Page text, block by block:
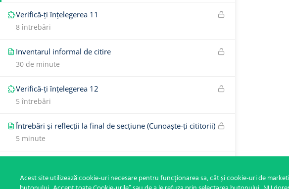
Verifică-ți înțelegerea 11
8 întrebări
Inventarul informal de citire
30 de minute
Verifică-ți înțelegerea 12
5 întrebări
Întrebări și reflecții la final de secțiune (Cunoaște-ți cititorii)
5 minute
Acest site utilizează cookie-uri necesare pentru funcționarea sa, cât și cookie-uri de